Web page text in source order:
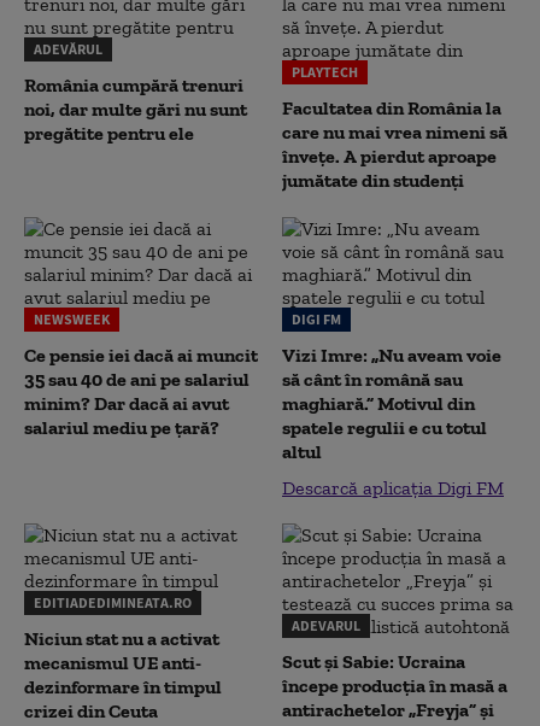
ADEVĂRUL
România cumpără trenuri
noi, dar multe gări nu sunt
pregătite pentru ele
PLAYTECH
Facultatea din România la
care nu mai vrea nimeni să
înveţe. A pierdut aproape
jumătate din studenţi
NEWSWEEK
Ce pensie iei dacă ai muncit
35 sau 40 de ani pe salariul
minim? Dar dacă ai avut
salariul mediu pe țară?
DIGI FM
Vizi Imre: „Nu aveam voie
să cânt în română sau
maghiară.” Motivul din
spatele regulii e cu totul
altul
Descarcă aplicația Digi FM
EDITIADEDIMINEATA.RO
Niciun stat nu a activat
mecanismul UE anti-
dezinformare în timpul
crizei din Ceuta
ADEVARUL
Scut și Sabie: Ucraina
începe producția în masă a
antirachetelor „Freyja” și